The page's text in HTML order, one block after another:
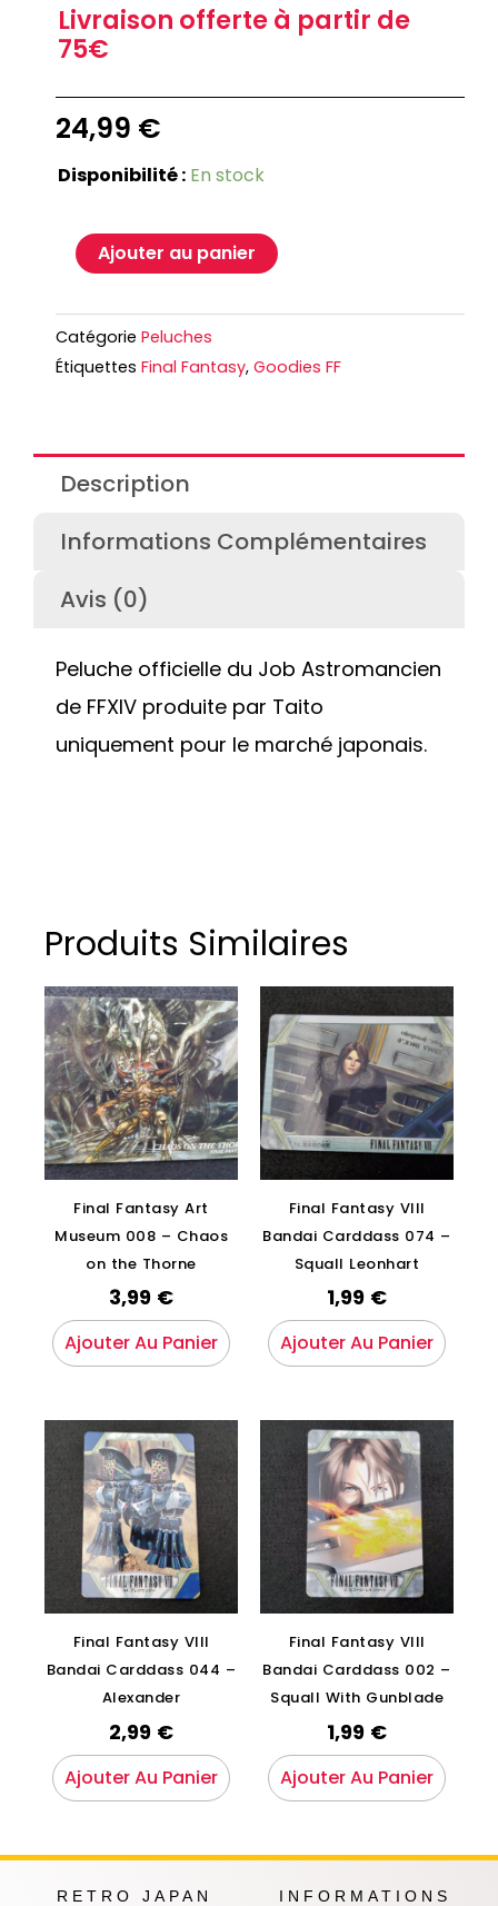
Livraison offerte à partir de
75€
24,99 €
Disponibilité : En stock
Ajouter au panier
Catégorie Peluches
Étiquettes Final Fantasy, Goodies FF
Description
Informations Complémentaires
Avis (0)
Peluche officielle du Job Astromancien
de FFXIV produite par Taito
uniquement pour le marché japonais.
Produits Similaires
Final Fantasy Art
Museum 008 – Chaos
on the Thorne
3,99 €
Ajouter Au Panier
Final Fantasy VIII
Bandai Carddass 074 –
Squall Leonhart
1,99 €
Ajouter Au Panier
Final Fantasy VIII
Bandai Carddass 044 –
Alexander
2,99 €
Ajouter Au Panier
Final Fantasy VIII
Bandai Carddass 002 –
Squall With Gunblade
1,99 €
Ajouter Au Panier
RETRO JAPAN INFORMATIONS